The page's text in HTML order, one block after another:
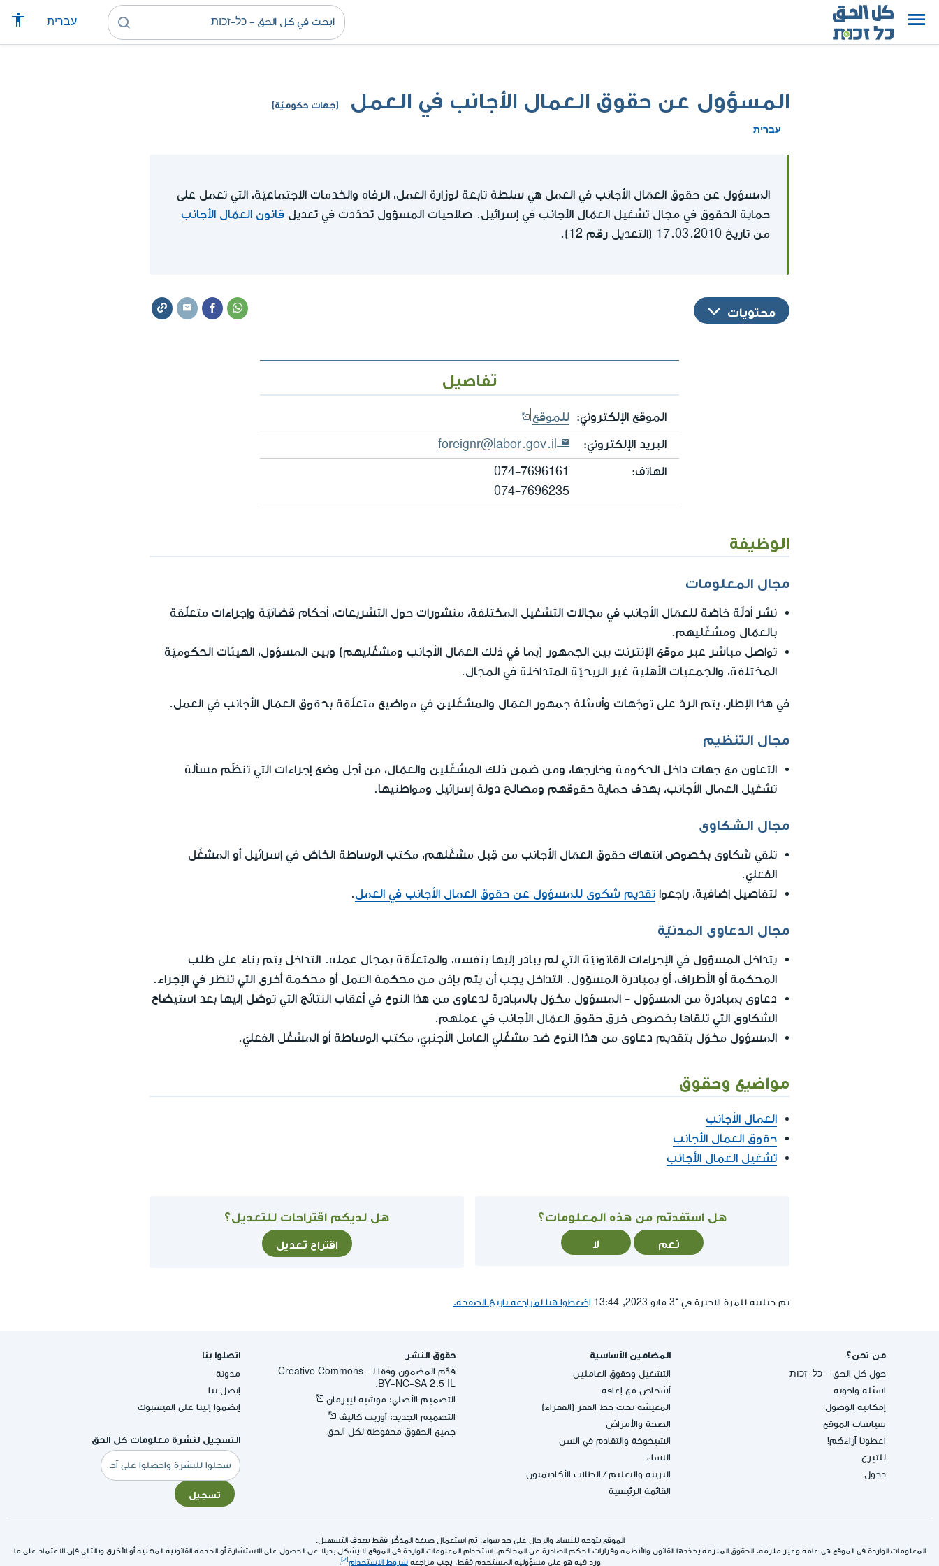
עברית
المسؤول عن حقوق العمال الأجانب في العمل (جهات حكوميّة)
עברית
المسؤول عن حقوق العمّال الأجانب في العمل هي سلطة تابعة لوزارة العمل، الرفاه والخدمات الاجتماعيّة، التي تعمل على
حماية الحقوق في مجال تشغيل العمّال الأجانب في إسرائيل. صلاحيات المسؤول تحدّدت في تعديل قانون العمّال الأجانب
من تاريخ 17.03.2010 (التعديل رقم 12).
محتويات
تفاصيل
الموقع الإلكترونيّ: للموقع
البريد الإلكترونيّ: foreignr@labor.gov.il
الهاتف:
074-7696161
074-7696235
الوظيفة
مجال المعلومات
نشر أدلّة خاصّة للعمّال الأجانب في مجالات التشغيل المختلفة، منشورات حول التشريعات، أحكام قضائيّة وإجراءات متعلّقة
بالعمّال ومشغّليهم.
تواصل مباشر عبر موقع الإنترنت بين الجمهور (بما في ذلك العمّال الأجانب ومشغّليهم) وبين المسؤول، الهيئات الحكوميّة
المختلفة، والجمعيات الأهلية غير الربحيّة المتداخلة في المجال.
في هذا الإطار، يتم الردّ على توجّهات وأسئلة جمهور العمّال والمشغّلين في مواضيع متعلّقة بحقوق العمّال الأجانب في العمل.
مجال التنظيم
التعاون مع جهات داخل الحكومة وخارجها، ومن ضمن ذلك المشغّلين والعمّال، من أجل وضع إجراءات التي تنظّم مسألة
تشغيل العمال الأجانب، بهدف حماية حقوقهم ومصالح دولة إسرائيل ومواطنيها.
مجال الشكاوى
تلقي شكاوى بخصوص انتهاك حقوق العمّال الأجانب من قِبل مشغّلهم، مكتب الوساطة الخاصّ في إسرائيل أو المشغّل
الفعليّ.
لتفاصيل إضافية، راجعوا تقديم شكوى للمسؤول عن حقوق العمال الأجانب في العمل.
مجال الدعاوى المدنيّة
يتداخل المسؤول في الإجراءات القانونيّة التي لم يبادر إليها بنفسه، والمتعلّقة بمجال عمله. التداخل يتم بناءً على طلب
المحكمة أو الأطراف، أو بمبادرة المسؤول. التداخل يجب أن يتم بإذن من محكمة العمل أو محكمة أخرى التي تنظر في الإجراء.
دعاوى بمبادرة من المسؤول - المسؤول مخوّل بالمبادرة لدعاوى من هذا النوع في أعقاب النتائج التي توصّل إليها بعد استيضاح
الشكاوى التي تلقاها بخصوص خرق حقوق العمّال الأجانب في عملهم.
المسؤول مخوّل بتقديم دعاوى من هذا النوع ضد مشغّلي العامل الأجنبيّ، مكتب الوساطة أو المشغّل الفعليّ.
مواضيع وحقوق
العمال الأجانب
حقوق العمال الأجانب
تشغيل العمال الأجانب
هل استفدتم من هذه المعلومات؟
نعم لا
هل لديكم اقتراحات للتعديل؟
اقتراح تعديل
تم حتلنته للمرة الاخيرة في ־3 مايو 2023, 13:44 إضغطوا هنا لمراجعة تاريخ الصفحة.
من نحن؟
حول كل الحق - כל-זכות
اسئلة واجوبة
إمكانية الوصول
سياسات الموقع
أعطونا آراءكم!
للتبرع
دخول
المضامين الأساسية
التشغيل وحقوق العاملين
أشخاص مع إعاقة
المعيشة تحت خط الفقر (الفقراء)
الصحة والأمراض
الشيخوخة والتقادم في السن
النساء
التربية والتعليم/ الطلاب الأكاديميون
القائمة الرئيسية
حقوق النشر
قُدِّم المضمون وفقا لـ -Creative Commons
BY-NC-SA 2.5 IL.
التصميم الأصلي: موشيه ليبرمان
التصميم الجديد: أوريت كاليڤ
جميع الحقوق محفوظة لكل الحق
اتصلوا بنا
مدونة
إتصل بنا
إنضموا إلينا على الفيسبوك
التسجيل لنشرة معلومات كل الحق
البريد
الإلكتروني
تسجيل
الموقع يتوجه للنساء والرجال على حد سواء. تم استعمال صيغة المذكّر فقط بهدف التسهيل.
المعلومات الواردة في الموقع هي عامة وغير ملزمة. الحقوق الملزمة يحدّدها القانون والأنظمة وقرارات الحكم الصادرة عن المحاكم. استخدام المعلومات الواردة في الموقع لا يشكل بديلا عن الحصول على الاستشارة أو الخدمة القانونية المهنية أو الأخرى وبالتالي فإن الاعتماد على ما
ورد فيه هو على مسؤولية المستخدم فقط. يجب مراجعة شروط الاستخدام .